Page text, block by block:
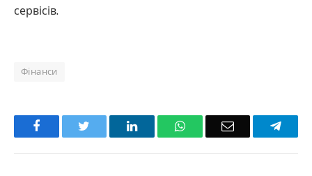
сервісів.
Фінанси
Facebook LinkedInWhatsAppEmail